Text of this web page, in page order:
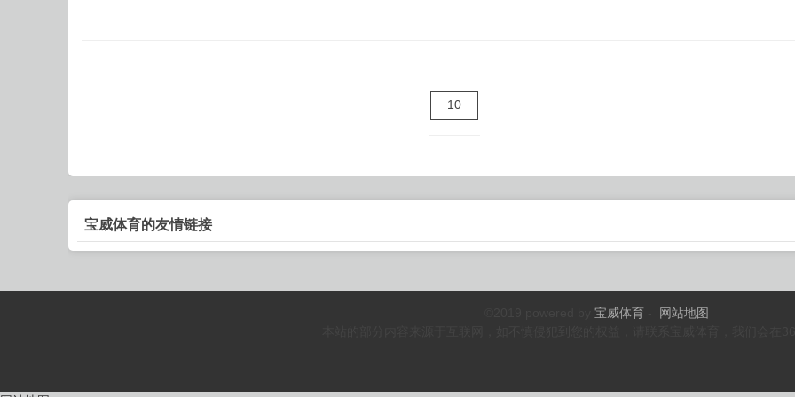
10
宝威体育的友情链接
宝威体育-
网站地图